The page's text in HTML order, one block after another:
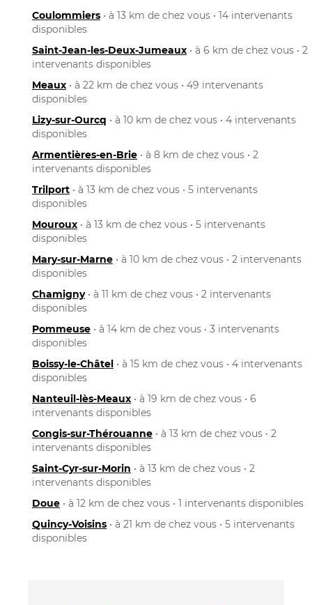
Coulommiers • à 13 km de chez vous • 14 intervenants
disponibles
Saint-Jean-les-Deux-Jumeaux • à 6 km de chez vous • 2
intervenants disponibles
Meaux • à 22 km de chez vous • 49 intervenants
disponibles
Lizy-sur-Ourcq • à 10 km de chez vous • 4 intervenants
disponibles
Armentières-en-Brie • à 8 km de chez vous • 2
intervenants disponibles
Trilport • à 13 km de chez vous • 5 intervenants
disponibles
Mouroux • à 13 km de chez vous • 5 intervenants
disponibles
Mary-sur-Marne • à 10 km de chez vous • 2 intervenants
disponibles
Chamigny• à 11 km de chez vous • 2 intervenants
disponibles
Pommeuse • à 14 km de chez vous • 3 intervenants
disponibles
Boissy-le-Châtel • à 15 km de chez vous • 4 intervenants
disponibles
Nanteuil-lès-Meaux • à 19 km de chez vous • 6
intervenants disponibles
Congis-sur-Thérouanne • à 13 km de chez vous • 2
intervenants disponibles
Saint-Cyr-sur-Morin • à 13 km de chez vous • 2
intervenants disponibles
Doue • à 12 km de chez vous • 1 intervenants disponibles
Quincy-Voisins • à 21 km de chez vous • 5 intervenants
disponibles